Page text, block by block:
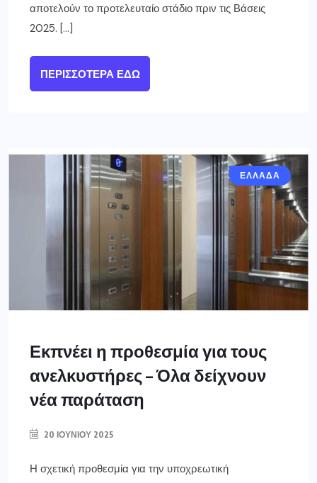
αποτελούν το προτελευταίο στάδιο πριν τις Βάσεις
2025. […]
ΠΕΡΙΣΣΌΤΕΡΑ ΕΔΏ
ΕΛΛΑΔΑ
Εκπνέει η προθεσμία για τους
ανελκυστήρες – Όλα δείχνουν
νέα παράταση
20 ΙΟΥΝΊΟΥ 2025
Η σχετική προθεσμία για την υποχρεωτική